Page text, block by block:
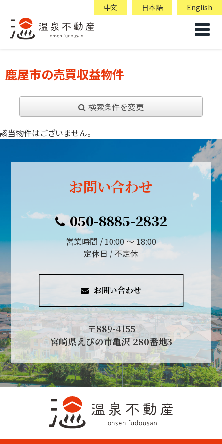
中文 日本語 English
鹿屋市の売買収益物件
検索条件を変更
該当物件はございません。
お問い合わせ
050-8885-2832
営業時間 / 10:00 ～ 18:00
定休日 / 不定休
お問い合わせ
〒889-4155
宮崎県えびの市亀沢 280番地3